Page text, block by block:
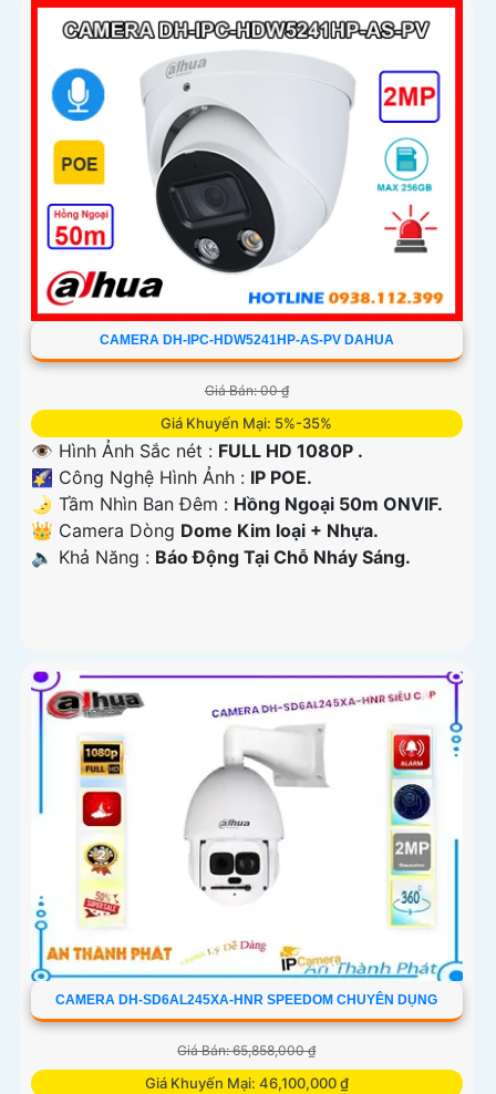
CAMERA DH-IPC-HDW5241HP-AS-PV DAHUA
Giá Bán: 00 ₫
Giá Khuyến Mại: 5%-35%
👁 Hình Ảnh Sắc nét : FULL HD 1080P .
🌠 Công Nghệ Hình Ảnh : IP POE.
🌛 Tầm Nhìn Ban Đêm : Hồng Ngoại 50m ONVIF.
👑 Camera Dòng Dome Kim loại + Nhựa.
️🔈 Khả Năng : Báo Động Tại Chỗ Nháy Sáng.
CAMERA DH-SD6AL245XA-HNR SPEEDOM CHUYÊN DỤNG
Giá Bán: 65,858,000 ₫
Giá Khuyến Mại: 46,100,000 ₫